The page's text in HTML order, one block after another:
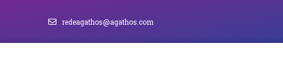
redeagathos@agathos.com